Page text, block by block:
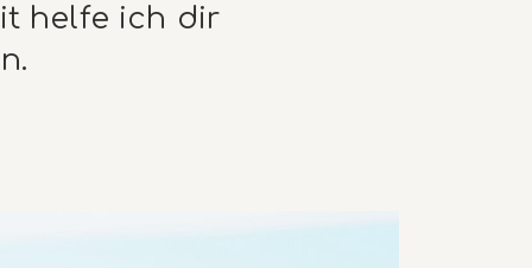
helfe ich dir